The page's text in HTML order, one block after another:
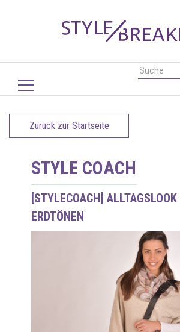
Zurück zur Startseite
STYLE COACH
[STYLECOACH] ALLTAGSLOOK
ERDTÖNEN